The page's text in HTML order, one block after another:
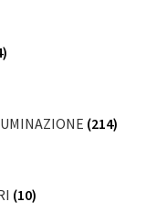
(214)
(10)